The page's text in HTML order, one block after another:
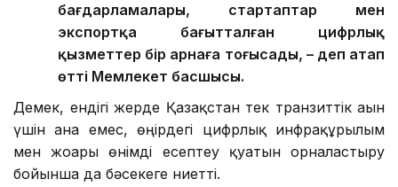
бағдарламалары, стартаптар мен
экспортқа бағытталған цифрлық
қызметтер бір арнаға тоғысады, – деп атап
өтті Мемлекет басшысы.
Демек, ендігі жерде Қазақстан тек транзиттік ағын
үшін ғана емес, өңірдегі цифрлық инфрақұрылым
мен жоғары өнімді есептеу қуатын орналастыру
бойынша да бәсекеге ниетті.